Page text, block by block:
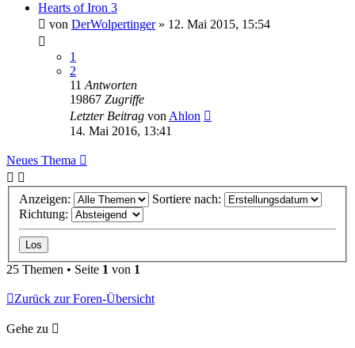
Hearts of Iron 3
von DerWolpertinger» 12. Mai 2015, 15:54
1
2
11 Antworten
19867 Zugriffe
Letzter Beitrag von Ahlon
14. Mai 2016, 13:41
Neues Thema
Anzeigen:
Sortiere nach:
Richtung:
25 Themen • Seite 1 von 1
Zurück zur Foren-Übersicht
Gehe zu